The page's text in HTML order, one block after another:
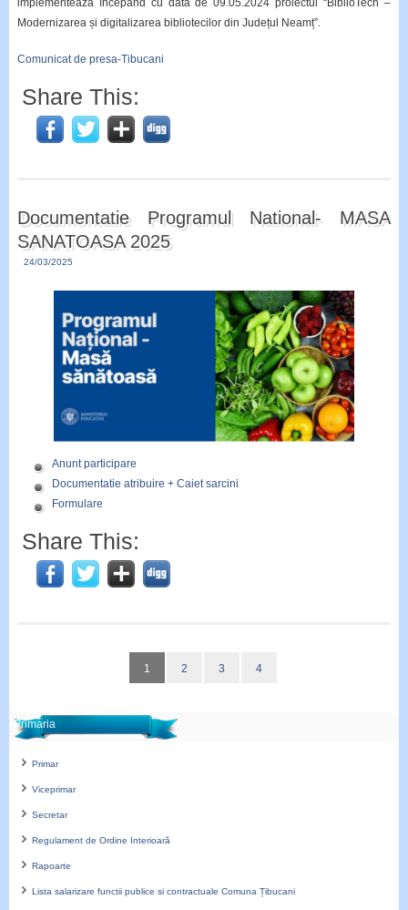
implementează începând cu data de 09.05.2024 proiectul “BiblioTech –
Modernizarea și digitalizarea bibliotecilor din Județul Neamț”.
Comunicat de presa-Tibucani
Share This:
Documentatie Programul National- MASA
SANATOASA 2025
24/03/2025
Anunt participare
Documentatie atribuire + Caiet sarcini
Formulare
Share This:
1 2 3 4
Primaria
Primar
Viceprimar
Secretar
Regulament de Ordine Interioară
Rapoarte
Lista salarizare functii publice si contractuale Comuna Țibucani